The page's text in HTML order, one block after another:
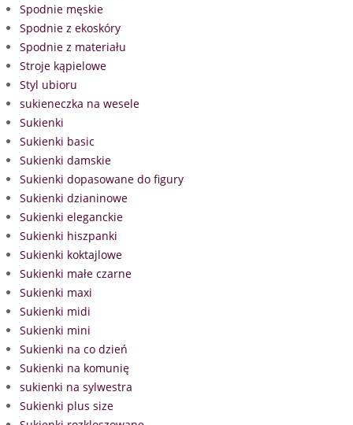
Spodnie męskie
Spodnie z ekoskóry
Spodnie z materiału
Stroje kąpielowe
Styl ubioru
sukieneczka na wesele
Sukienki
Sukienki basic
Sukienki damskie
Sukienki dopasowane do figury
Sukienki dzianinowe
Sukienki eleganckie
Sukienki hiszpanki
Sukienki koktajlowe
Sukienki małe czarne
Sukienki maxi
Sukienki midi
Sukienki mini
Sukienki na co dzień
Sukienki na komunię
sukienki na sylwestra
Sukienki plus size